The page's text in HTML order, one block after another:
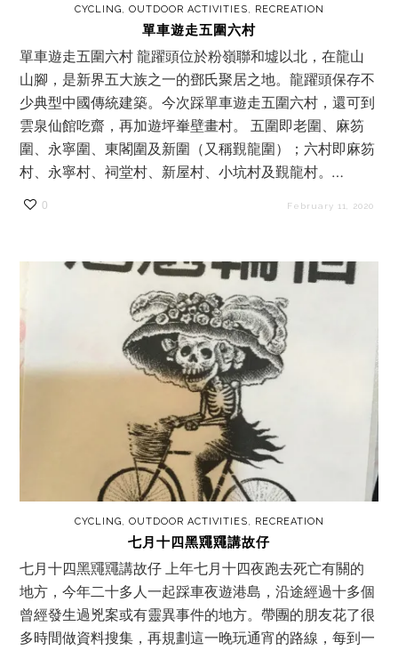
CYCLING, OUTDOOR ACTIVITIES, RECREATION
單車遊走五圍六村
單車遊走五圍六村 龍躍頭位於粉嶺聯和墟以北，在龍山
山腳，是新界五大族之一的鄧氏聚居之地。龍躍頭保存不
少典型中國傳統建築。今次踩單車遊走五圍六村，還可到
雲泉仙館吃齋，再加遊坪輋壁畫村。 五圍即老圍、麻笏
圍、永寧圍、東閣圍及新圍（又稱覲龍圍）；六村即麻笏
村、永寧村、祠堂村、新屋村、小坑村及覲龍村。…
0 February 11, 2020
CYCLING, OUTDOOR ACTIVITIES, RECREATION
七月十四黑鼆鼆講故仔
七月十四黑鼆鼆講故仔 上年七月十四夜跑去死亡有關的
地方，今年二十多人一起踩車夜遊港島，沿途經過十多個
曾經發生過兇案或有靈異事件的地方。帶團的朋友花了很
多時間做資料搜集，再規劃這一晚玩通宵的路線，每到一